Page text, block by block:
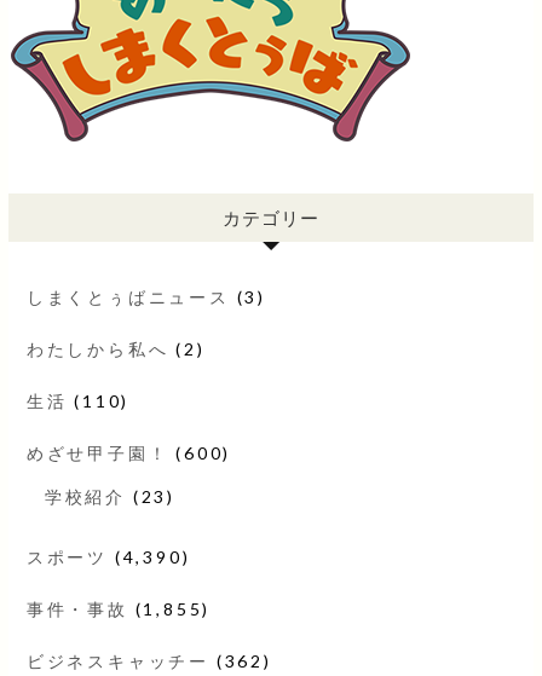
カテゴリー
しまくとぅばニュース (3)
わたしから私へ (2)
生活 (110)
めざせ甲子園！ (600)
学校紹介 (23)
スポーツ (4,390)
事件・事故 (1,855)
ビジネスキャッチー (362)